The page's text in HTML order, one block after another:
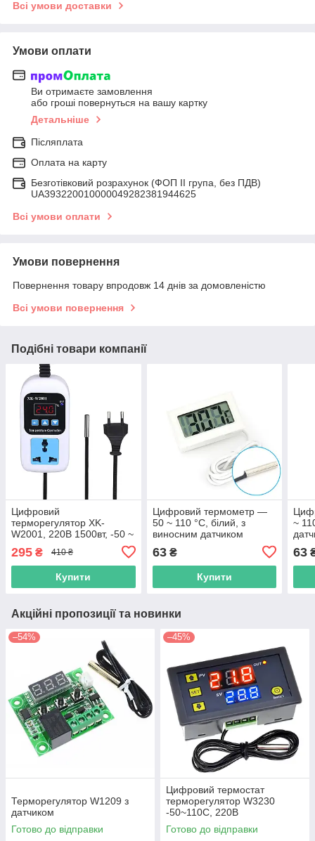
Всі умови доставки
Умови оплати
Ви отримаєте замовлення
або гроші повернуться на вашу картку
Детальніше
Післяплата
Оплата на карту
Безготівковий розрахунок (ФОП ІІ група, без ПДВ)
UA393220010000049282381944625
Всі умови оплати
Умови повернення
Повернення товару впродовж 14 днів за домовленістю
Всі умови повернення
Подібні товари компанії
Цифровий
терморегулятор XK-
W2001, 220В 1500вт, -50 ~
датчиком
295 ₴ 410 ₴
Купити
Цифровий термометр —
50 ~ 110 °C, білий, з
виносним датчиком
63₴
Купити
~
63
Акційні пропозиції та новинки
–54%
Терморегулятор W1209 з
датчиком
Готово до відправки
–45%
Цифровий термостат
терморегулятор W3230
-50~110С, 220В
Готово до відправки